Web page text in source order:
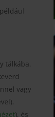
tálkába.
vagy
), és